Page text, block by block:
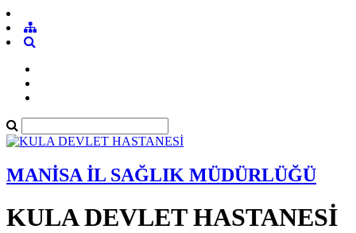
MANİSA İL SAĞLIK MÜDÜRLÜĞÜ
KULA DEVLET HASTANESİ